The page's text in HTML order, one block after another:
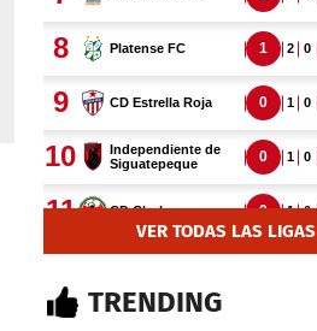
VER TODAS LAS LIGAS
TRENDING